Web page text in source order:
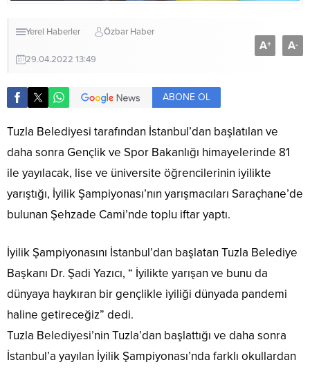
Yerel Haberler Özbar Haber
29.04.2022 13:49
A+ A-
ABONE OL
Tuzla Belediyesi tarafından İstanbul’dan başlatılan ve
daha sonra Gençlik ve Spor Bakanlığı himayelerinde 81
ile yayılacak, lise ve üniversite öğrencilerinin iyilikte
yarıştığı, İyilik Şampiyonası’nın yarışmacıları Saraçhane’de
bulunan Şehzade Cami’nde toplu iftar yaptı.
İyilik Şampiyonasını İstanbul’dan başlatan Tuzla Belediye
Başkanı Dr. Şadi Yazıcı, “ İyilikte yarışan ve bunu da
dünyaya haykıran bir gençlikle iyiliği dünyada pandemi
haline getireceğiz” dedi.
Tuzla Belediyesi’nin Tuzla’dan başlattığı ve daha sonra
İstanbul’a yayılan İyilik Şampiyonası’nda farklı okullardan